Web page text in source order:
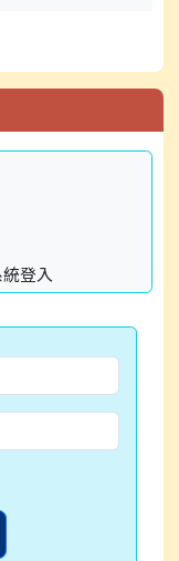
登入